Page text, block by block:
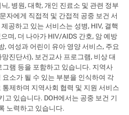
, 병원, 대학, 개인 진료소 및 관련 정부
자에게 직접적 및 간접적 공중 보건 서
공하고 있는 서비스는 성병, HIV, 결핵
며, 더 나아가 HIV/AIDS 간호, 암 예방
, 여성과 어린이 유아 영양 서비스, 주요
진단서), 보건교사 프로그램, 비상 대
램 등을 포함하고 있습니다. 지역사
소가 될 수 있는 부분을 인식하여 각
제하며 지역사회 협력 및 지원 서비스
고 있습니다. DOH에서는 공중 보건 기
노력하고 있습니다.